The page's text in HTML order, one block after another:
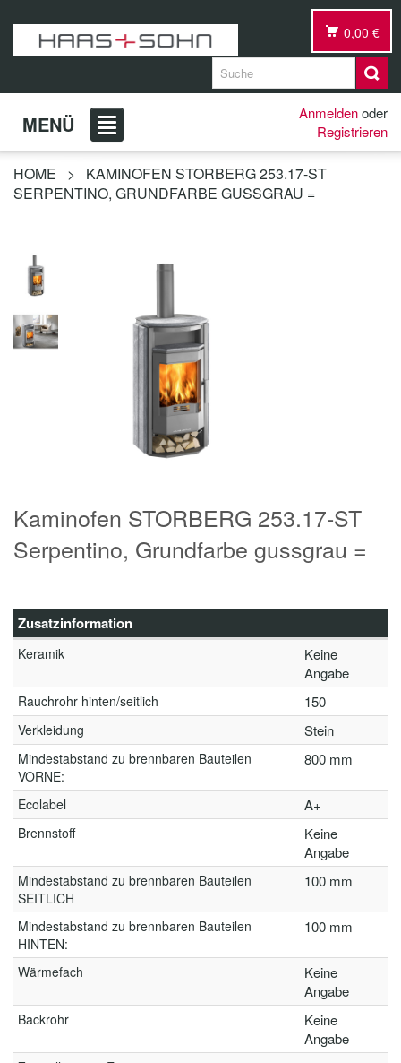
0,00 €
MENÜ Anmeldenoder
Registrieren
HOME >
KAMINOFEN STORBERG 253.17-ST
SERPENTINO, GRUNDFARBE GUSSGRAU =
Kaminofen STORBERG 253.17-ST
Serpentino, Grundfarbe gussgrau =
Zusatzinformation
Keramik
Keine
Angabe
Rauchrohr hinten/seitlich 150
Verkleidung Stein
Mindestabstand zu brennbaren Bauteilen
VORNE:
800 mm
Ecolabel A+
Brennstoff
Keine
Angabe
Mindestabstand zu brennbaren Bauteilen
SEITLICH
100 mm
Mindestabstand zu brennbaren Bauteilen
HINTEN:
100 mm
Wärmefach
Keine
Angabe
Backrohr
Keine
Angabe